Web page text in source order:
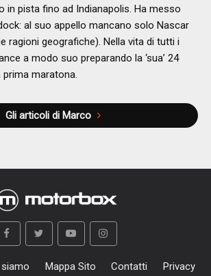
in pista fino ad Indianapolis. Ha messo
al suo appello mancano solo Nascar
ragioni geografiche). Nella vita di tutti i
a modo suo preparando la ‘sua’ 24
prima maratona.
Gli articoli di Marco
Mappa Sito Contatti Privacy